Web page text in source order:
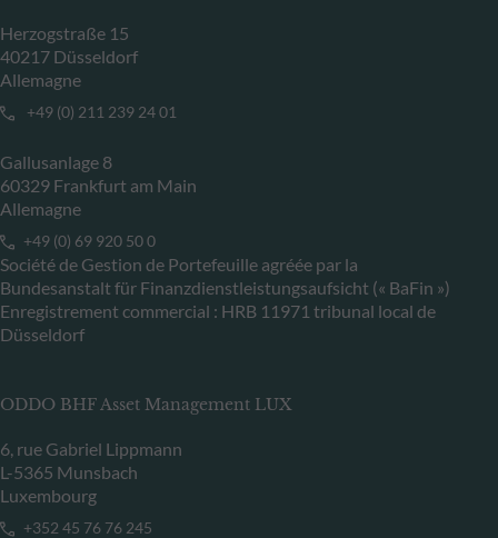
Herzogstraße 15
40217 Düsseldorf
Allemagne
+49 (0) 211 239 24 01
Gallusanlage 8
60329 Frankfurt am Main
Allemagne
+49 (0) 69 920 50 0
Société de Gestion de Portefeuille agréée par la
Bundesanstalt für Finanzdienstleistungsaufsicht (« BaFin »)
Enregistrement commercial : HRB 11971 tribunal local de
Düsseldorf
ODDO BHF Asset Management LUX
6, rue Gabriel Lippmann
L-5365 Munsbach
Luxembourg
+352 45 76 76 245